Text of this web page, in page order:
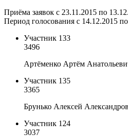
Приёма заявок с 23.11.2015 по
Период голосования с 14.12.2015
Участник 133
3496
Артёменко Артём
Участник 135
3365
Брунько Алексей
Участник 124
3037